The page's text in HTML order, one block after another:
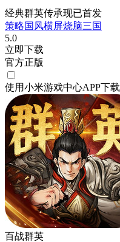
经典群英传承现已首发
策略国风横屏烧脑三国
5.0
立即下载
官方正版
使用小米游戏中心APP下载
百战群英